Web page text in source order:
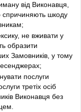
від Виконавця,
спричиняють шкоду
не вживати у
образити
Замовників, у тому
послуги
третіх осіб
Виконавця без